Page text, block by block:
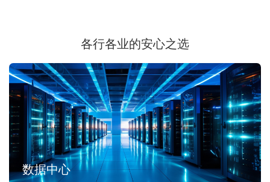
各行各业的安心之选
数据中心